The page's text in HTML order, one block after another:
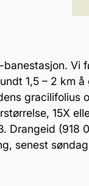
banestasjon.
1,5 – 2 km
gracilifolius
15X
Drangeid (918
senest